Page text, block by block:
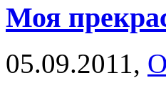
Моя
05.09.2011,